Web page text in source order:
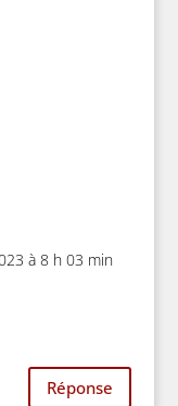
à 8 h 03 min
Réponse